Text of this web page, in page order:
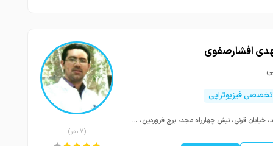
افشارصفوی
تخصصی فیزیوتراپی
مشهد، خیابان قرنی، نبش چهارراه مجد، برج فروردین، طبقه پنجم، واحد 506، فیزیوتراپی سلام
(7 نفر)